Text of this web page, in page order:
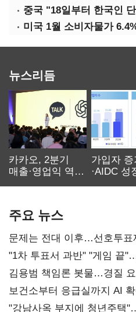
중국 "18일부터 한국인
미국 1월 소비자물가
뉴스리듬
카카오, 2분기
매출·영업익 역대
가입자 증
·AIDC
주요 뉴스
문제는 전대 이후…선호투표
불복'
"1차 투표서 과반" "게임 끝
김용범 책임론 봇물…경질
보건소부터 응급실까지 AI
"강남사옥 부지에 청년주택